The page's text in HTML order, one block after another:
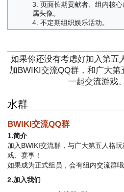
页面长期贡献者、组内核
属头像。
不定期组织娱乐活动。
如果你还没有考虑好加入第五
加BWIKI交流QQ群，和广大第
一起交流游戏
水群
BWIKI交流QQ群
1.简介
加入BWIKI交流群，与广大第五人格
戏、赛事！
如果成为正式组员，会有组内交流群
2.加入我们